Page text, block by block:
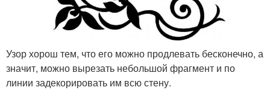
Узор хорош тем, что его можно продлевать бесконечно, а
значит, можно вырезать небольшой фрагмент и по
линии задекорировать им всю стену.